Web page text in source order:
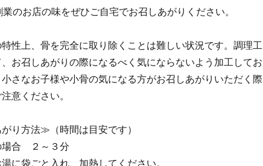
のお店の味をぜひご自宅でお召しあがりください。
性上、骨を完全に取り除くことは難しい状況です。調理工
お召しあがりの際になるべく気にならないよう加工してお
小さなお子様や小骨の気になる方がお召しあがりいただく際
意ください。
り方法≫（時間は目安です）
合 ２～３分
に袋ごと入れ、加熱してください。